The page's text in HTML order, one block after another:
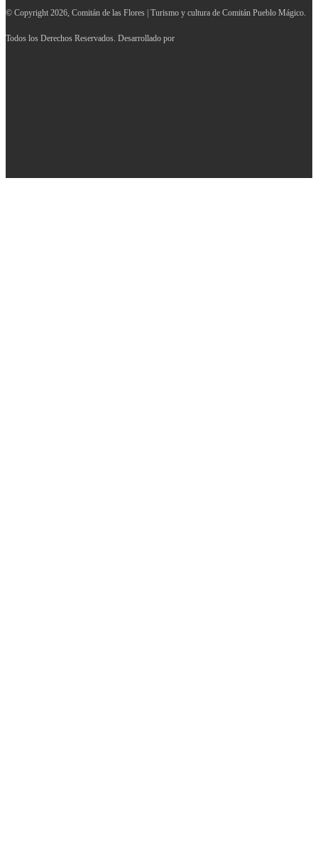
© Copyright 2026, Comitán de las Flores | Turismo y cultura de Comitán Pueblo Mágico.
Todos los Derechos Reservados. Desarrollado por